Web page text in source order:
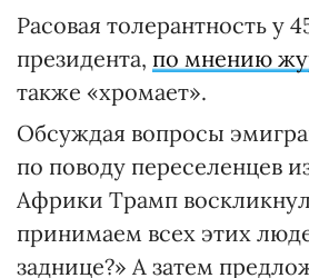
Расовая толерантность у
президента, по мнению
также «хромает».
Обсуждая вопросы
по поводу переселенцев
Африки Трамп
принимаем всех этих
заднице?» А затем